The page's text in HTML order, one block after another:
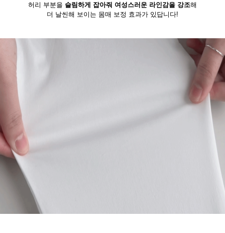
허리 부분을 슬림하게 잡아줘 여성스러운 라인감을 강조해
더 날씬해 보이는 몸매 보정 효과가 있답니다!